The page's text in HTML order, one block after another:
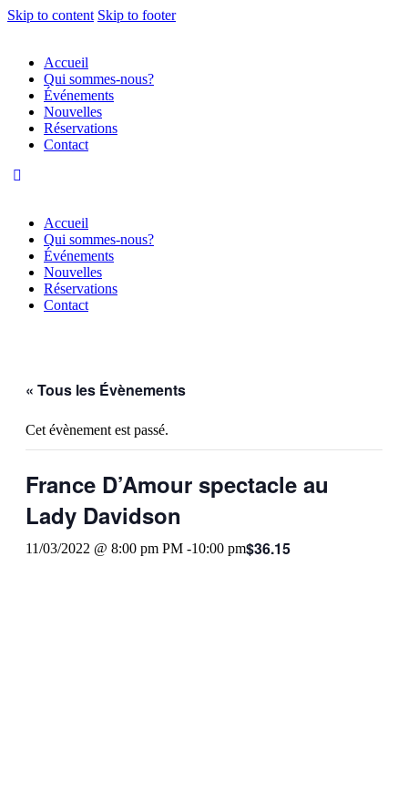
Skip to content Skip to footer
Accueil
Qui sommes-nous?
Événements
Nouvelles
Réservations
Contact
Accueil
Qui sommes-nous?
Événements
Nouvelles
Réservations
Contact
« Tous les Évènements
Cet évènement est passé.
France D’Amour spectacle au
Lady Davidson
11/03/2022 @ 8:00 pm PM -10:00 pm$36.15